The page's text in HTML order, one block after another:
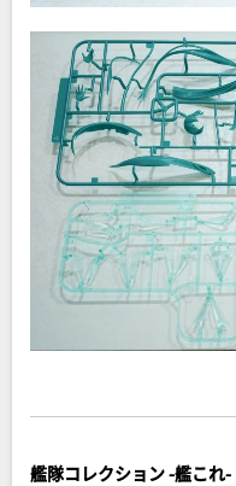
艦隊コレクション -艦これ-